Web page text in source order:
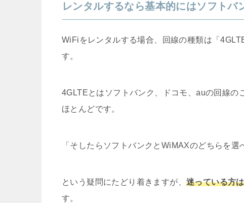
レンタルするなら基本的にはソフトバ
WiFiをレンタルする場合、回線の種類は「
す。
4GLTEとはソフトバンク、ドコモ、auの回線
ほとんどです。
「そしたらソフトバンクとWiMAXのどちらを選
という疑問にたどり着きますが、 迷っている方
す。